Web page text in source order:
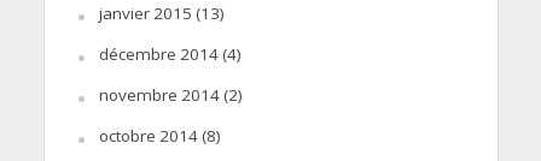
janvier 2015 (13)
décembre 2014(4)
novembre 2014(2)
octobre 2014(8)